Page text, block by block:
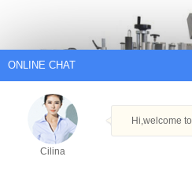
Hi,welcome
Cilina